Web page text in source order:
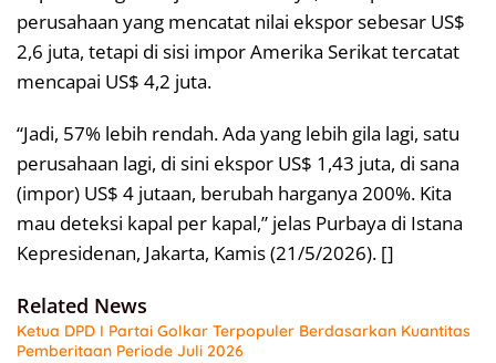
perusahaan yang mencatat nilai ekspor sebesar US$
2,6 juta, tetapi di sisi impor Amerika Serikat tercatat
mencapai US$ 4,2 juta.
“Jadi, 57% lebih rendah. Ada yang lebih gila lagi, satu
perusahaan lagi, di sini ekspor US$ 1,43 juta, di sana
(impor) US$ 4 jutaan, berubah harganya 200%. Kita
mau deteksi kapal per kapal,” jelas Purbaya di Istana
Kepresidenan, Jakarta, Kamis (21/5/2026). []
Related News
Ketua DPD I Partai Golkar Terpopuler Berdasarkan Kuantitas
Pemberitaan Periode Juli 2026